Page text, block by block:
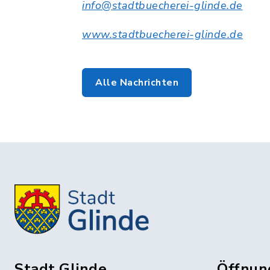
info@stadtbuecherei-glinde.de
www.stadtbuecherei-glinde.de
Alle Nachrichten